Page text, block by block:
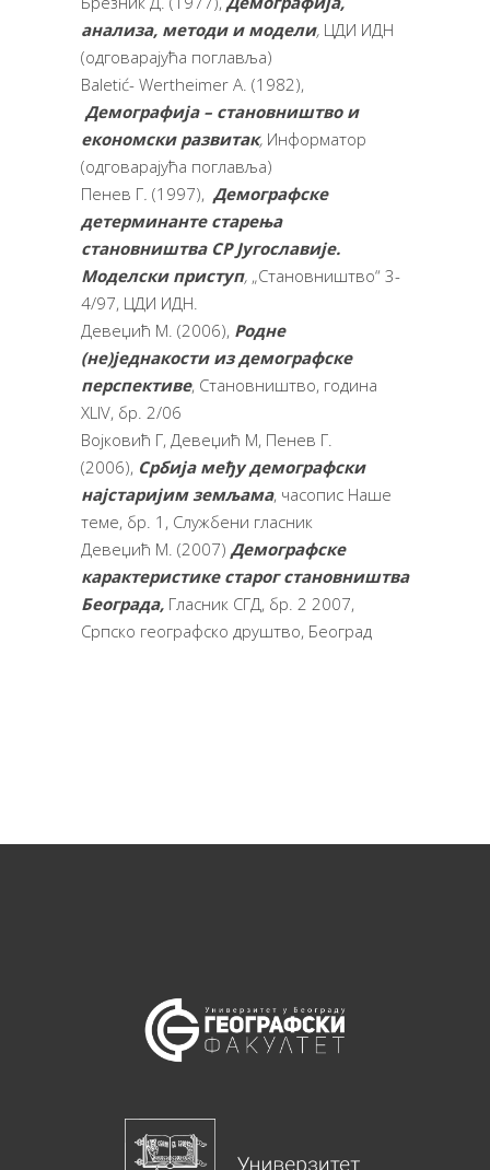
анализа, методи и модели, ЦДИ ИДН
(одговарајућа поглавља)
Baletić- Wertheimer A. (1982),
Демографија – становништво и
економски развитак, Информатор
(одговарајућа поглавља)
Пенев Г. (1997), Демографске
детерминанте старења
становништва СР Југославије.
Моделски приступ, „Становништво“ 3-
4/97, ЦДИ ИДН.
Девеџић М. (2006), Родне
(не)једнакости из демографске
перспективе, Становништво, година
XLIV, бр. 2/06
Војковић Г, Девеџић М, Пенев Г.
(2006), Србија међу демографски
најстаријим земљама, часопис Наше
теме, бр. 1, Службени гласник
Девеџић М. (2007) Демографске
карактеристике старог становништва
Београда, Гласник СГД, бр. 2 2007,
Српско географско друштво, Београд